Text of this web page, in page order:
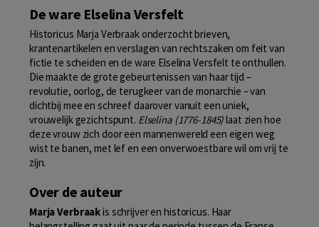
De ware Elselina Versfelt
Historicus Marja Verbraak onderzocht brieven,
krantenartikelen en verslagen van rechtszaken om feit van
fictie te scheiden en de ware Elselina Versfelt te onthullen.
Die maakte de grote gebeurtenissen van haar tijd –
revolutie, oorlog, de terugkeer van de monarchie – van
dichtbij mee en schreef daarover vanuit een uniek,
vrouwelijk gezichtspunt. Elselina (1776-1845)laat zien hoe
deze vrouw zich door een mannenwereld een eigen weg
wist te banen, met lef en een onverwoestbare wil om vrij te
zijn.
Over de auteur
Marja Verbraakis schrijver en historicus. Haar